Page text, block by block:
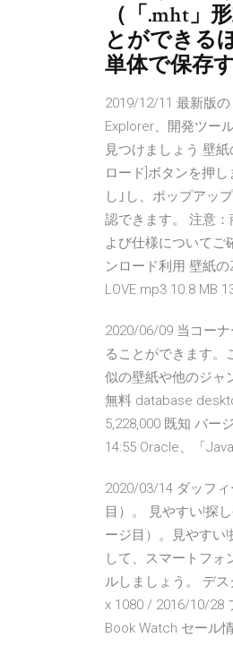
（「.mht」
とができる
単体で保存
2019/12/11 最新版
Explorer、開発ツー
見つけましょう 壁
ロード]ボタンを押
し｣し、ポップアッ
認できます。 注意
よび仕様についてご
ンロード利用 壁紙
LOVE.mp3 10.8 MB
2020/06/09 当コー
ることができます。
似の壁紙や他のジャ
無料 database
5,228,000 既知 バー
14:55 Oracle、「
2020/03/14 ダッフ
目）。 見やすい!探
ージ目）。見やすい
して、スマートフ
ルしましょう。 デ
x 1080 / 2016/10/28
Book Watch セール